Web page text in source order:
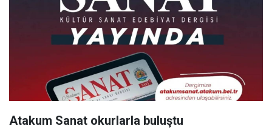
Atakum Sanat okurlarla buluştu